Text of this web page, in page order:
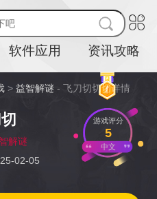
软件应用 资讯攻略
>益智解谜 - 飞刀切切切详情
解谜
02-05
游戏评分
5
中文